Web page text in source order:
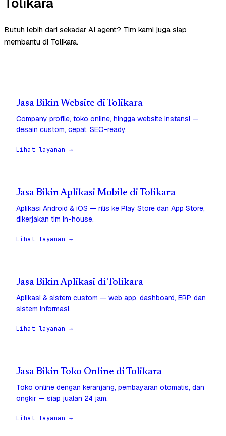
Butuh lebih dari sekadar AI agent? Tim kami juga siap
membantu di Tolikara.
Jasa Bikin Website di Tolikara
Company profile, toko online, hingga website instansi —
desain custom, cepat, SEO-ready.
Lihat layanan →
Jasa Bikin Aplikasi Mobile di Tolikara
Aplikasi Android & iOS — rilis ke Play Store dan App Store,
dikerjakan tim in-house.
Lihat layanan →
Jasa Bikin Aplikasi di Tolikara
Aplikasi & sistem custom — web app, dashboard, ERP, dan
sistem informasi.
Lihat layanan →
Jasa Bikin Toko Online di Tolikara
Toko online dengan keranjang, pembayaran otomatis, dan
ongkir — siap jualan 24 jam.
Lihat layanan →